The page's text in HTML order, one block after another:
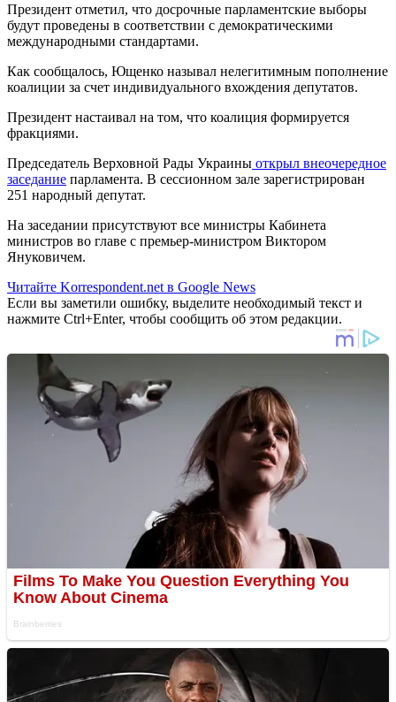
Президент отметил, что досрочные парламентские выборы
будут проведены в соответствии с демократическими
международными стандартами.
Как сообщалось, Ющенко называл нелегитимным пополнение
коалиции за счет индивидуального вхождения депутатов.
Президент настаивал на том, что коалиция формируется
фракциями.
Председатель Верховной Рады Украины открыл внеочередное
заседание парламента. В сессионном зале зарегистрирован
251 народный депутат.
На заседании присутствуют все министры Кабинета
министров во главе с премьер-министром Виктором
Януковичем.
Читайте Korrespondent.net в Google News
Если вы заметили ошибку, выделите необходимый текст и
нажмите Ctrl+Enter, чтобы сообщить об этом редакции.